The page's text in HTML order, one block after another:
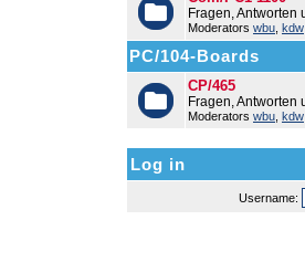
Fragen, Antworten
Moderators wbu kdw
PC/104-Boards
CP/465
Fragen,
Moderators wbu kdw
Log in
Username: